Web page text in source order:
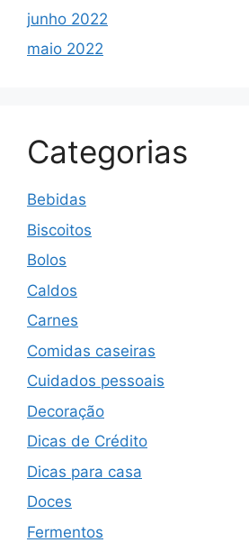
junho 2022
maio 2022
Categorias
Bebidas
Biscoitos
Bolos
Caldos
Carnes
Comidas caseiras
Cuidados pessoais
Decoração
Dicas de Crédito
Dicas para casa
Doces
Fermentos